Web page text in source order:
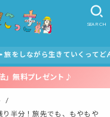
旅をしながら生きていくってど
SEARCH
」無料プレゼント♪
り半分！旅先でも、もやもや